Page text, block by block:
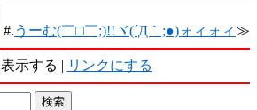
#. うーむ(￣□￣;)!!ヾ(´Д｀;●)ォィォィ≫
示する | リンクにする